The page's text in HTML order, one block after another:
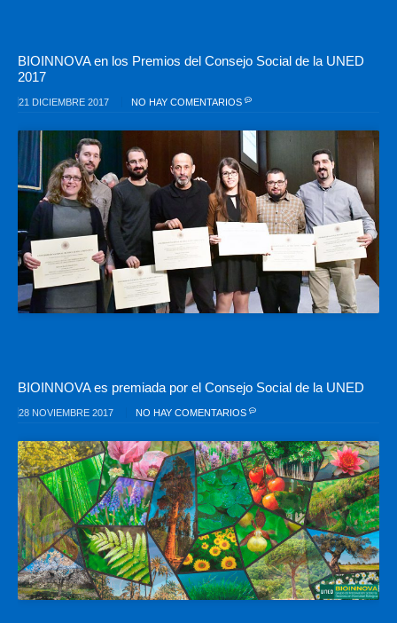
BIOINNOVA en los Premios del Consejo Social de la UNED
2017
21 DICIEMBRE 2017 NO HAY COMENTARIOS
BIOINNOVA es premiada por el Consejo Social de la UNED
28 NOVIEMBRE 2017 NO HAY COMENTARIOS